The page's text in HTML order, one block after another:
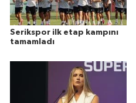
Serikspor ilk etap kampını
tamamladı